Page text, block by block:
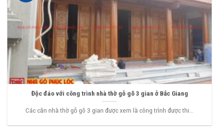
Độc đáo với công trình nhà thờ gỗ gõ 3 gian ở Bắc Giang
Các căn nhà thờ gỗ gõ 3 gian được xem là công trình được thi...